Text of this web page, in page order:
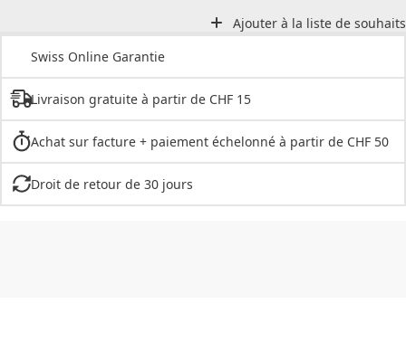
Ajouter à la liste de souhaits
Swiss Online Garantie
Livraison gratuite à partir de CHF 15
Achat sur facture + paiement échelonné à partir de CHF 50
Droit de retour de 30 jours